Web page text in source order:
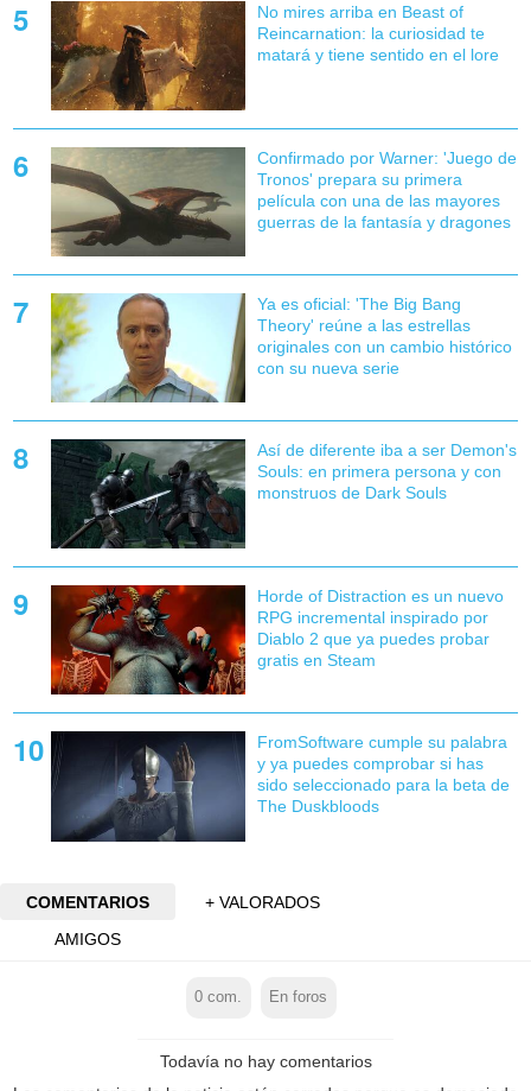
No mires arriba en Beast of
Reincarnation: la curiosidad te
matará y tiene sentido en el lore
Confirmado por Warner: 'Juego de
Tronos' prepara su primera
película con una de las mayores
guerras de la fantasía y dragones
Ya es oficial: 'The Big Bang
Theory' reúne a las estrellas
originales con un cambio histórico
con su nueva serie
Así de diferente iba a ser Demon's
Souls: en primera persona y con
monstruos de Dark Souls
Horde of Distraction es un nuevo
RPG incremental inspirado por
Diablo 2 que ya puedes probar
gratis en Steam
FromSoftware cumple su palabra
y ya puedes comprobar si has
sido seleccionado para la beta de
The Duskbloods
COMENTARIOS
+ VALORADOS
AMIGOS
0 com. En foros
Todavía no hay comentarios